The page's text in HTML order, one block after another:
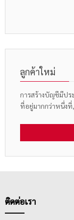
ลูกค้าใหม่
การสร้างบัญชีมีปร
ที่อยู่มากกว่าหนึ่ง
ติดต่อเรา